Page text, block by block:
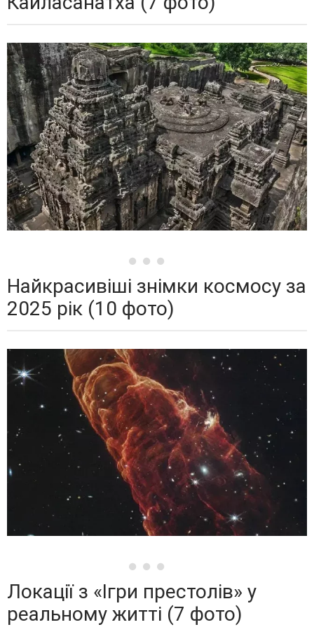
Найкрасивіші знімки космосу за
2025 рік (10 фото)
Локації з «Ігри престолів» у
реальному житті (7 фото)